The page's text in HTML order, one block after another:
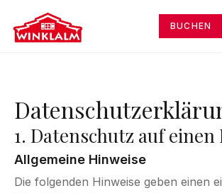
BUCHEN
1. Datenschutz auf einen
Allgemeine Hinweise
Die folgenden Hinweise geben einen